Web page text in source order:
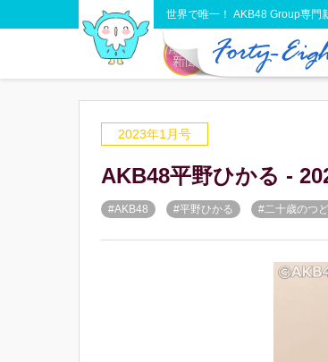
世界で唯一！ AKB48 Group専門
2023年1月号
AKB48平野ひかる -
#AKB48 #平野ひかる #二十歳のつ